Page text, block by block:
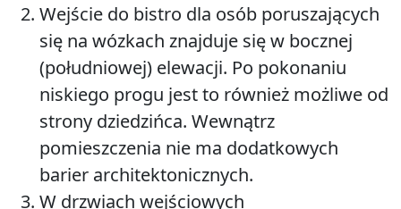
Wejście do bistro dla osób poruszających
się na wózkach znajduje się w bocznej
(południowej) elewacji. Po pokonaniu
niskiego progu jest to również możliwe od
strony dziedzińca. Wewnątrz
pomieszczenia nie ma dodatkowych
barier architektonicznych.
W drzwiach wejściowych